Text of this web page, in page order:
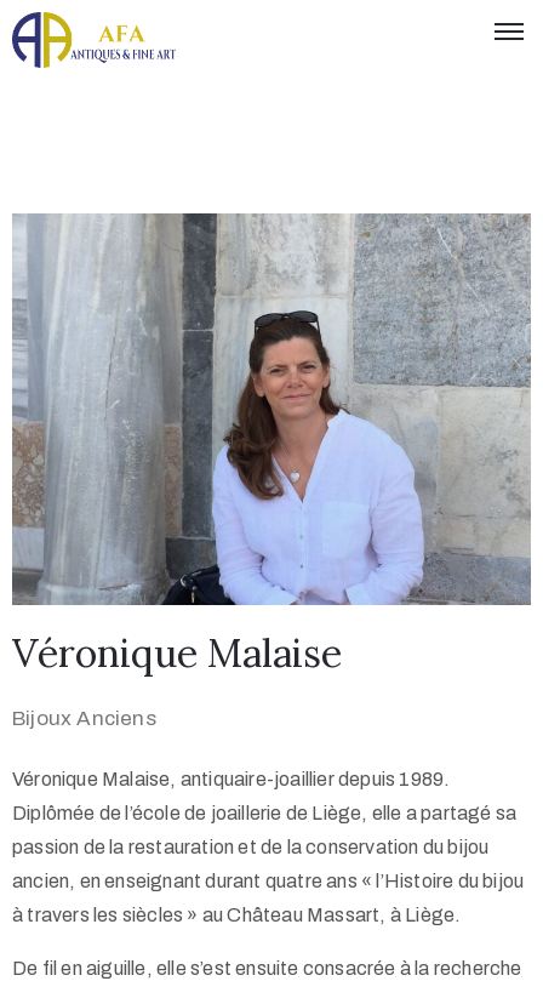
Véronique Malaise
Bijoux Anciens
Véronique Malaise, antiquaire-joaillier depuis 1989.
Diplômée de l’école de joaillerie de Liège, elle a partagé sa
passion de la restauration et de la conservation du bijou
ancien, en enseignant durant quatre ans « l’Histoire du bijou
à travers les siècles » au Château Massart, à Liège.
De fil en aiguille, elle s’est ensuite consacrée à la recherche